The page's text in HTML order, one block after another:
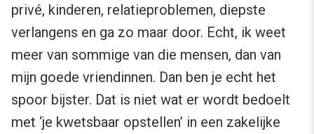
privé, kinderen, relatieproblemen, diepste
verlangens en ga zo maar door. Echt, ik weet
meer van sommige van die mensen, dan van
mijn goede vriendinnen. Dan ben je echt het
spoor bijster. Dat is niet wat er wordt bedoelt
met ‘je kwetsbaar opstellen’ in een zakelijke